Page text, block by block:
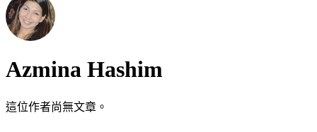
Azmina Hashim
這位作者尚無文章。